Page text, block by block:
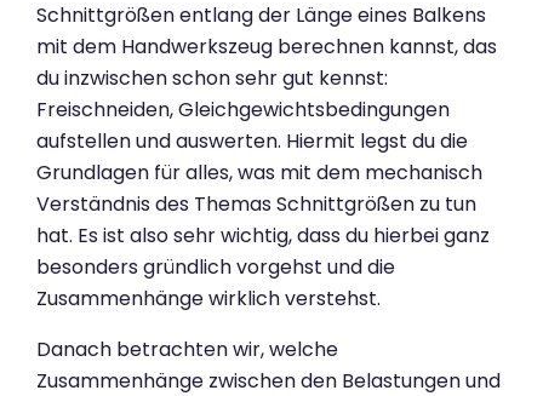
Schnittgrößen entlang der Länge eines Balkens
mit dem Handwerkszeug berechnen kannst, das
du inzwischen schon sehr gut kennst:
Freischneiden, Gleichgewichtsbedingungen
aufstellen und auswerten. Hiermit legst du die
Grundlagen für alles, was mit dem mechanisch
Verständnis des Themas Schnittgrößen zu tun
hat. Es ist also sehr wichtig, dass du hierbei ganz
besonders gründlich vorgehst und die
Zusammenhänge wirklich verstehst.
Danach betrachten wir, welche
Zusammenhänge zwischen den Belastungen und